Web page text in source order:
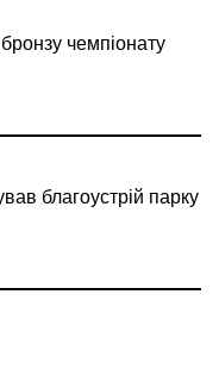
чемпіонату
благоустрій парку